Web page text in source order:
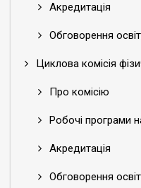
Акредитація
Обговорення
Циклова комісія
Про комісію
Робочі програми
Акредитація
Обговорення